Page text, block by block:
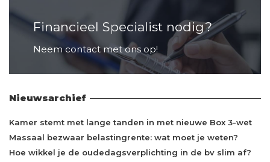
Financieel Specialist nodig?
Neem contact met ons op!
Nieuwsarchief
Kamer stemt met lange tanden in met nieuwe Box 3-wet
Massaal bezwaar belastingrente: wat moet je weten?
Hoe wikkel je de oudedagsverplichting in de bv slim af?